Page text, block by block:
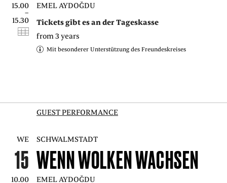
15.00
–
15.30
EMEL AYDOĞDU
Tickets gibt es an der Tageskasse
from 3 years
Mit besonderer Unterstützung des Freundeskreises
GUEST PERFORMANCE
WE
15
10.00
SCHWALMSTADT
WENN WOLKEN WACHSEN
EMEL AYDOĞDU